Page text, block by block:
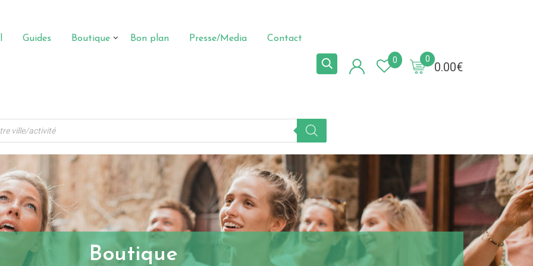
Guides Boutique Bon plan Presse/Media Contact
0.00€
0
0
Boutique